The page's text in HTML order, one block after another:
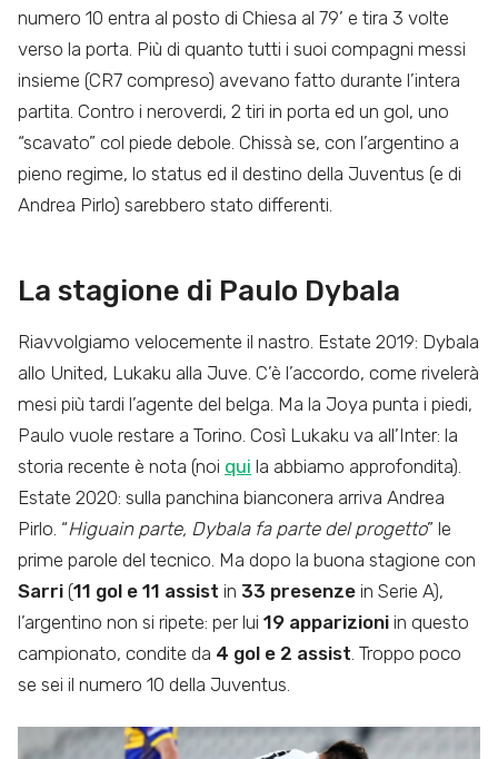
numero 10 entra al posto di Chiesa al 79’ e tira 3 volte
verso la porta. Più di quanto tutti i suoi compagni messi
insieme (CR7 compreso) avevano fatto durante l’intera
partita. Contro i neroverdi, 2 tiri in porta ed un gol, uno
“scavato” col piede debole. Chissà se, con l’argentino a
pieno regime, lo status ed il destino della Juventus (e di
Andrea Pirlo) sarebbero stato differenti.
La stagione di Paulo Dybala
Riavvolgiamo velocemente il nastro. Estate 2019: Dybala
allo United, Lukaku alla Juve. C’è l’accordo, come rivelerà
mesi più tardi l’agente del belga. Ma la Joya punta i piedi,
Paulo vuole restare a Torino. Così Lukaku va all’Inter: la
storia recente è nota (noi qui la abbiamo approfondita).
Estate 2020: sulla panchina bianconera arriva Andrea
Pirlo. “Higuain parte, Dybala fa parte del progetto” le
prime parole del tecnico. Ma dopo la buona stagione con
Sarri (11 gol e 11 assist in 33 presenze in Serie A),
l’argentino non si ripete: per lui 19 apparizioni in questo
campionato, condite da 4 gol e 2 assist. Troppo poco
se sei il numero 10 della Juventus.